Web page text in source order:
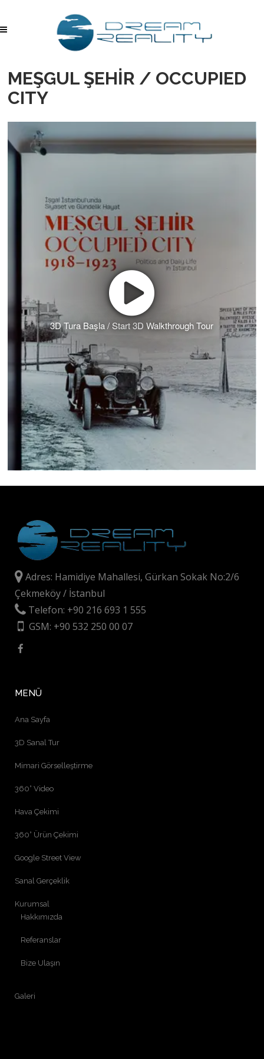
MEŞGUL ŞEHİR / OCCUPIED
CITY
3D Tura Başla / Start 3D Walkthrough Tour
Adres: Hamidiye Mahallesi, Gürkan Sokak No:2/6
Çekmeköy / İstanbul
Telefon: +90 216 693 1 555
GSM: +90 532 250 00 07
MENÜ
Ana Sayfa
3D Sanal Tur
Mimari Görselleştirme
360° Video
Hava Çekimi
360° Ürün Çekimi
Google Street View
Sanal Gerçeklik
Kurumsal
Hakkımızda
Referanslar
Bize Ulaşın
Galeri